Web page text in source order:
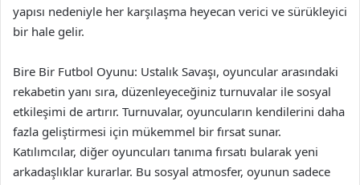
yapısı nedeniyle her karşılaşma heyecan verici ve sürükleyici
bir hale gelir.
Bire Bir Futbol Oyunu: Ustalık Savaşı, oyuncular arasındaki
rekabetin yanı sıra, düzenleyeceğiniz turnuvalar ile sosyal
etkileşimi de artırır. Turnuvalar, oyuncuların kendilerini daha
fazla geliştirmesi için mükemmel bir fırsat sunar.
Katılımcılar, diğer oyuncuları tanıma fırsatı bularak yeni
arkadaşlıklar kurarlar. Bu sosyal atmosfer, oyunun sadece